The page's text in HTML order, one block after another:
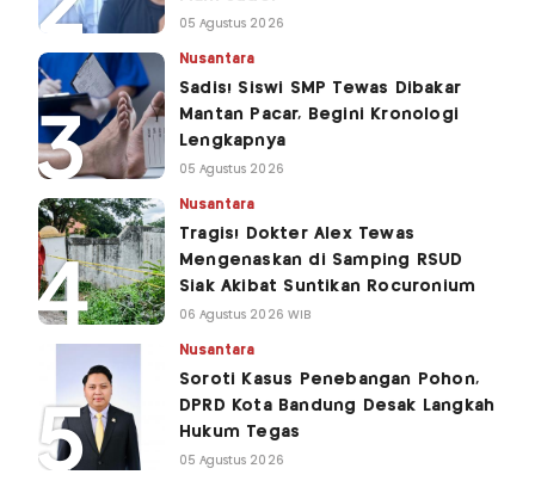
05 Agustus 2026
Nusantara
Sadis! Siswi SMP Tewas Dibakar
Mantan Pacar, Begini Kronologi
Lengkapnya
05 Agustus 2026
Nusantara
Tragis! Dokter Alex Tewas
Mengenaskan di Samping RSUD
Siak Akibat Suntikan Rocuronium
06 Agustus 2026 WIB
Nusantara
Soroti Kasus Penebangan Pohon,
DPRD Kota Bandung Desak Langkah
Hukum Tegas
05 Agustus 2026